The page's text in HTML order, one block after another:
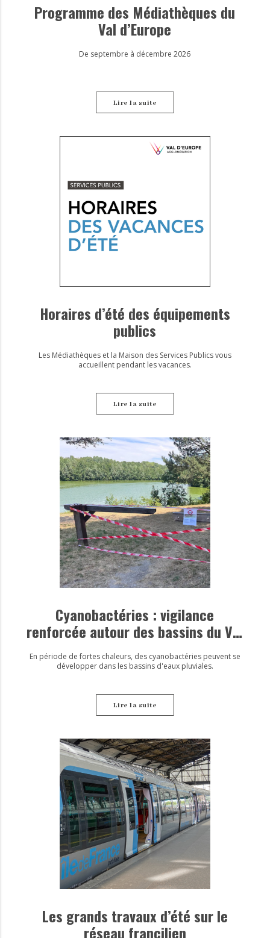
Programme des Médiathèques du
Val d’Europe
De septembre à décembre 2026
Lire la suite
Horaires d’été des équipements
publics
Les Médiathèques et la Maison des Services Publics vous
accueillent pendant les vacances.
Lire la suite
Cyanobactéries : vigilance
renforcée autour des bassins du Val
d’Europe
En période de fortes chaleurs, des cyanobactéries peuvent se
développer dans les bassins d'eaux pluviales.
Lire la suite
Les grands travaux d’été sur le
réseau francilien